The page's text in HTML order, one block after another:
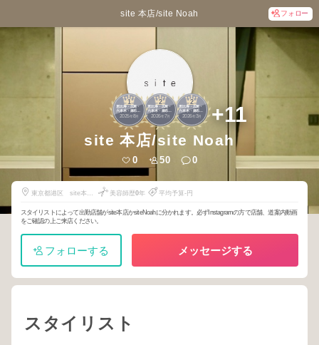
site 本店/site Noah フォロー
1
恵比寿・広尾・
六本木・麻布・
赤坂2025年8月
2
恵比寿・広尾・
六本木・麻布・
赤坂2026年7月
2
恵比寿・広尾・
六本木・麻布・
赤坂2026年3月 +11
site 本店/site Noah
0 50 0
東京都港区 site本
美容師歴0年 平均予算-円
スタイリストによって出勤店舗がsite本店かsiteNoahに分かれます。必ずInstagramの方で店舗、道案内動画
をご確認の上ご来店ください。
フォローする メッセージする
スタイリスト